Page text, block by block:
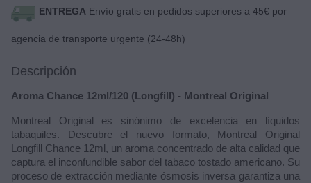
ENTREGA Envío gratis en pedidos superiores a 45€ por
agencia de transporte urgente (24-48h)
Descripción
Aroma Chance 12ml/120 (Longfill) - Montreal Original
Montreal Original es sinónimo de excelencia en líquidos
tabaquiles. Descubre el nuevo formato, Montreal Original
Longfill Chance 12ml, un aroma concentrado de alta calidad que
captura el inconfundible sabor del tabaco tostado americano. Su
proceso de extracción mediante ósmosis inversa garantiza una